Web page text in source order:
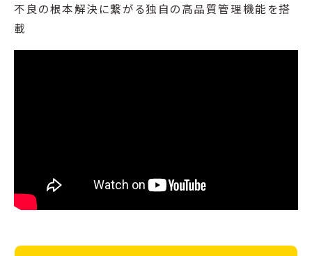
不良の根本解決に繋がる独自の高品質管理機能を搭
載